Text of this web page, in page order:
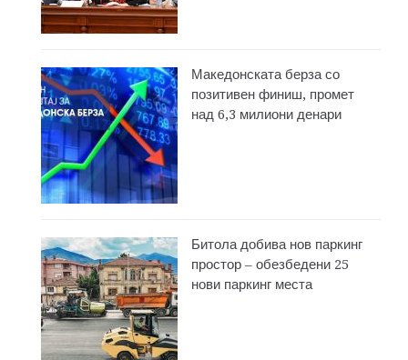
Македонската берза со
позитивен финиш, промет
над 6,3 милиони денари
Битола добива нов паркинг
простор – обезбедени 25
нови паркинг места